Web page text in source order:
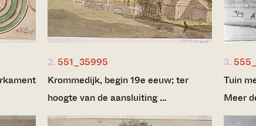
2. 551_35995
Krommedijk, begin 19e eeuw; ter
hoogte van de aansluiting …
3.
Tuin
Meer